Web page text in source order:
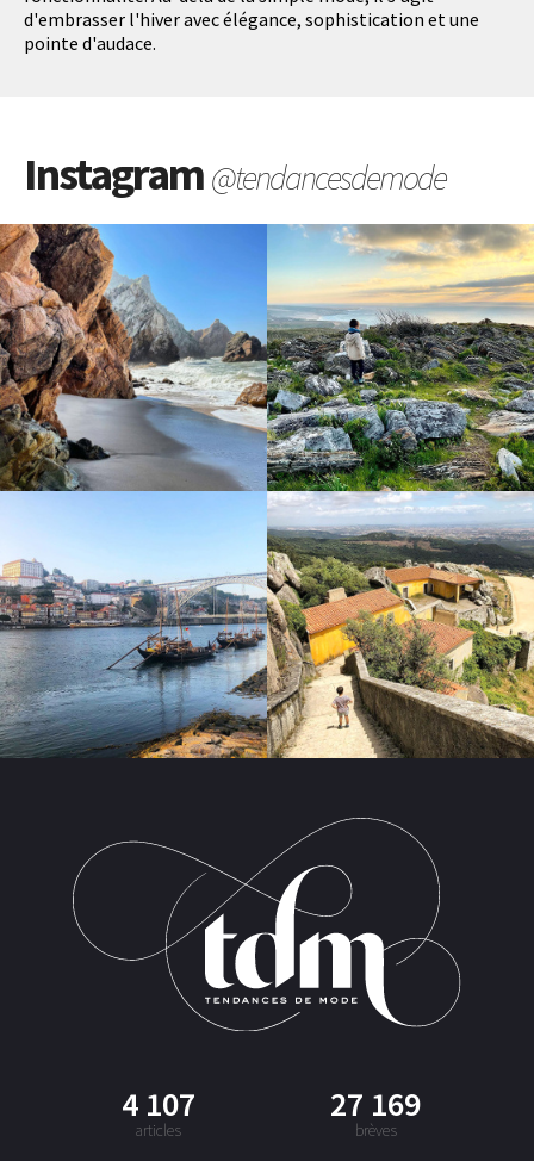
d'embrasser l'hiver avec élégance, sophistication et une
pointe d'audace.
Instagram@tendancesdemode
4 107
articles
27 169
brèves